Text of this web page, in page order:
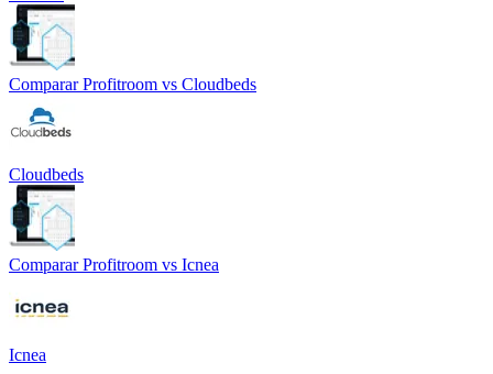
Comparar Profitroom vs Cloudbeds
Cloudbeds
Comparar Profitroom vs Icnea
Icnea